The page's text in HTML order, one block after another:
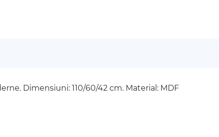
Dimensiuni: 110/60/42 cm. Material: MDF